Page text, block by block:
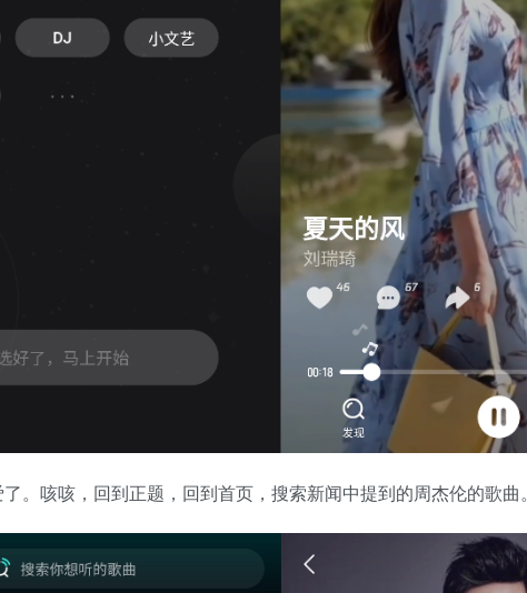
。咳咳，回到正题，回到首页，搜索新闻中提到的周杰伦的歌曲。